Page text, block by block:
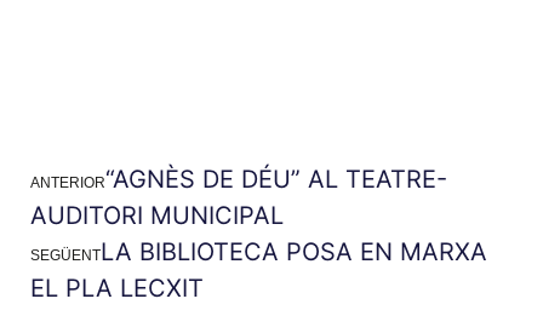
ANTERIOR“AGNÈS DE DÉU” AL TEATRE-
AUDITORI MUNICIPAL
SEGÜENTLA BIBLIOTECA POSA EN MARXA
EL PLA LECXIT